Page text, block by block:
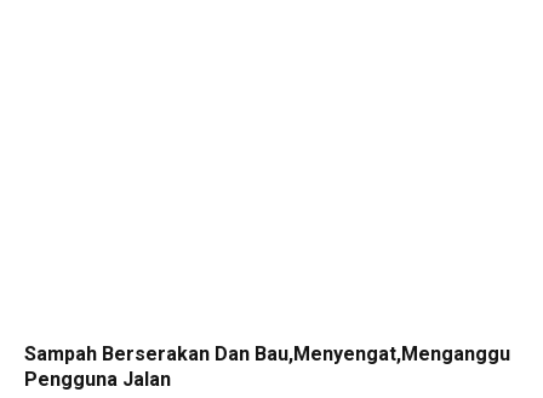
Sampah Berserakan Dan Bau,Menyengat,Menganggu
Pengguna Jalan